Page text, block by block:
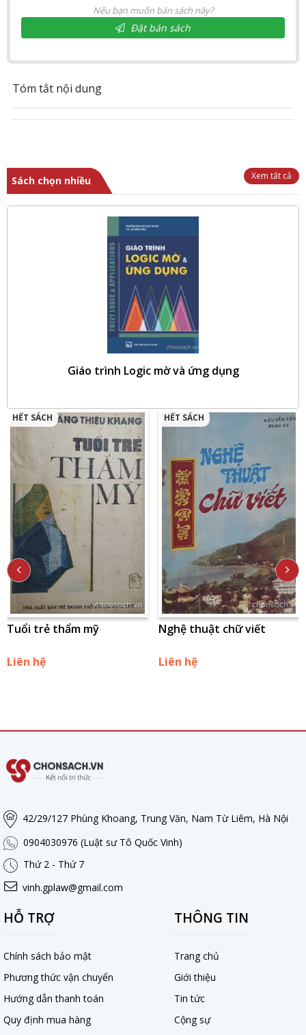
Nếu bạn muốn bán sách này?
Đặt bán sách
Tóm tắt nội dung
Sách chọn nhiều Xem tất cả
Giáo trình Logic mờ và ứng dụng
Tuổi trẻ thẩm mỹ
Liên hệ
HẾT SÁCH
Nghệ thuật chữ viết
Liên hệ
HẾT SÁCH
42/29/127 Phùng Khoang, Trung Văn, Nam Từ Liêm, Hà Nội
0904030976 (Luật sư Tô Quốc Vinh)
Thứ 2 - Thứ 7
vinh.gplaw@gmail.com
HỖ TRỢ
Chính sách bảo mật
Phương thức vận chuyển
Hướng dẫn thanh toán
Quy định mua hàng
THÔNG TIN
Trang chủ
Giới thiệu
Tin tức
Cộng sự